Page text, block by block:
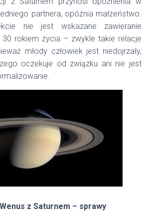
partnera, opóźnia małżeństwo.
nie jest wskazane zawieranie
30 rokiem życia – zwykle takie relacje
młody człowiek jest niedojrzały,
oczekuje od związku ani nie jest
z Saturnem – sprawy